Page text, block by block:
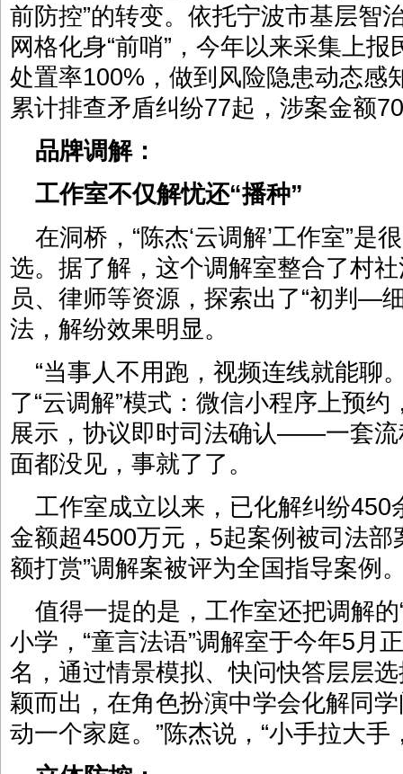
前防控”的转变。依托宁波市基层智
网格化身“前哨”，今年以来采集上
处置率100%，做到风险隐患动态感
累计排查矛盾纠纷77起，涉案金额
品牌调解：
工作室不仅解忧还“播种”
在洞桥，“陈杰‘云调解’工作室”是
选。据了解，这个调解室整合了村
员、律师等资源，探索出了“初判—
法，解纷效果明显。
“当事人不用跑，视频连线就能聊
了“云调解”模式：微信小程序上预
展示，协议即时司法确认——一套流
面都没见，事就了了。
工作室成立以来，已化解纠纷
金额超4500万元，5起案例被司法部
额打赏”调解案被评为全国指导案例
值得一提的是，工作室还把调解
小学，“童言法语”调解室于今年5月
名，通过情景模拟、快问快答层层
颖而出，在角色扮演中学会化解同
动一个家庭。”陈杰说，“小手拉大手